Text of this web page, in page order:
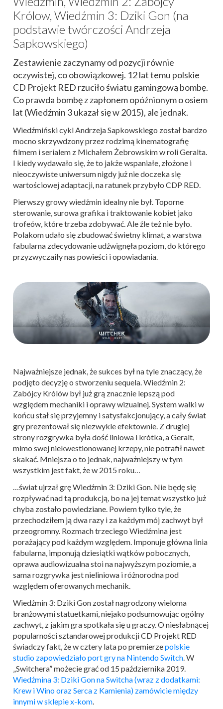
Królow, Wiedźmin 3: Dziki Gon (na
podstawie twórczości Andrzeja
Sapkowskiego)
Zestawienie zaczynamy od pozycji równie
oczywistej, co obowiązkowej. 12 lat temu polskie
CD Projekt RED rzuciło światu gamingową bombę.
Co prawda bombę z zapłonem opóźnionym o osiem
lat (Wiedźmin 3 ukazał się w 2015), ale jednak.
Wiedźmiński cykl Andrzeja Sapkowskiego został bardzo
mocno skrzywdzony przez rodzimą kinematografię
filmem i serialem z Michałem Żebrowskim w roli Geralta.
I kiedy wydawało się, że to jakże wspaniałe, złożone i
nieoczywiste uniwersum nigdy już nie doczeka się
wartościowej adaptacji, na ratunek przybyło CDP RED.
Pierwszy growy wiedźmin idealny nie był. Toporne
sterowanie, surowa grafika i traktowanie kobiet jako
trofeów, które trzeba zdobywać. Ale źle też nie było.
Polakom udało się zbudować świetny klimat, a warstwa
fabularna zdecydowanie udźwignęła poziom, do którego
przyzwyczaiły nas powieści i opowiadania.
Najważniejsze jednak, że sukces był na tyle znaczący, że
podjęto decyzję o stworzeniu sequela. Wiedźmin 2:
Zabójcy Królów był już grą znacznie lepszą pod
względem mechaniki i oprawy wizualnej. System walki w
końcu stał się przyjemny i satysfakcjonujący, a cały świat
gry prezentował się niezwykle efektownie. Z drugiej
strony rozgrywka była dość liniowa i krótka, a Geralt,
mimo swej niekwestionowanej krzepy, nie potrafił nawet
skakać. Mniejsza o to jednak, najważniejszy w tym
wszystkim jest fakt, że w 2015 roku…
…świat ujrzał grę Wiedźmin 3: Dziki Gon. Nie będę się
rozpływać nad tą produkcją, bo na jej temat wszystko już
chyba zostało powiedziane. Powiem tylko tyle, że
przechodziłem ją dwa razy i za każdym mój zachwyt był
przeogromny. Rozmach trzeciego Wiedźmina jest
porażający pod każdym względem. Imponuje główna linia
fabularna, imponują dziesiątki wątków pobocznych,
oprawa audiowizualna stoi na najwyższym poziomie, a
sama rozgrywka jest nieliniowa i różnorodna pod
względem oferowanych mechanik.
Wiedźmin 3: Dziki Gon został nagrodzony wieloma
branżowymi statuetkami, niejako podsumowując ogólny
zachwyt, z jakim gra spotkała się u graczy. O niesłabnącej
popularności sztandarowej produkcji CD Projekt RED
świadczy fakt, że w cztery lata po premierzepolskie
studio zapowiedziało port gry na Nintendo Switch. W
„Switchera” możecie grać od 15 października 2019.
Wiedźmina 3: Dziki Gon na Switcha (wraz z dodatkami:
Krew i Wino oraz Serca z Kamienia) zamówicie między
innymi w sklepie x-kom.